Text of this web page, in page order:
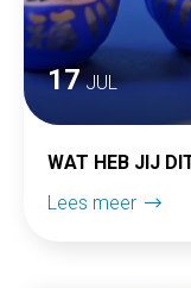
17JUL
WAT HEB JIJ
Lees meer